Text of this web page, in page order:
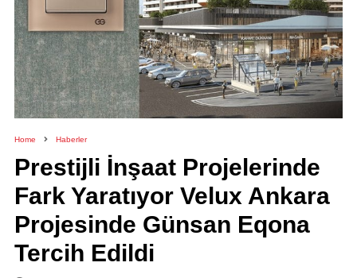
Home Haberler
Prestijli İnşaat Projelerinde
Fark Yaratıyor Velux Ankara
Projesinde Günsan Eqona
Tercih Edildi